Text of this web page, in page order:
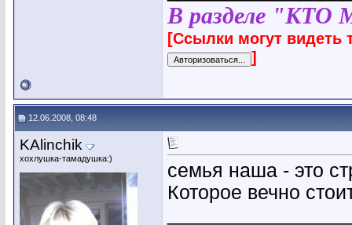
В разделе
[Ссылки могут видеть
]
12.06.2008, 08:48
KAlinchik
хохлушка-тамадушка:)
семья наша - это
Которое вечно